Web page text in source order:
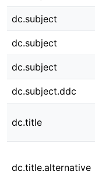
dc.subject
dc.subject
dc.subject
dc.subject.ddc
dc.title
dc.title.alternative